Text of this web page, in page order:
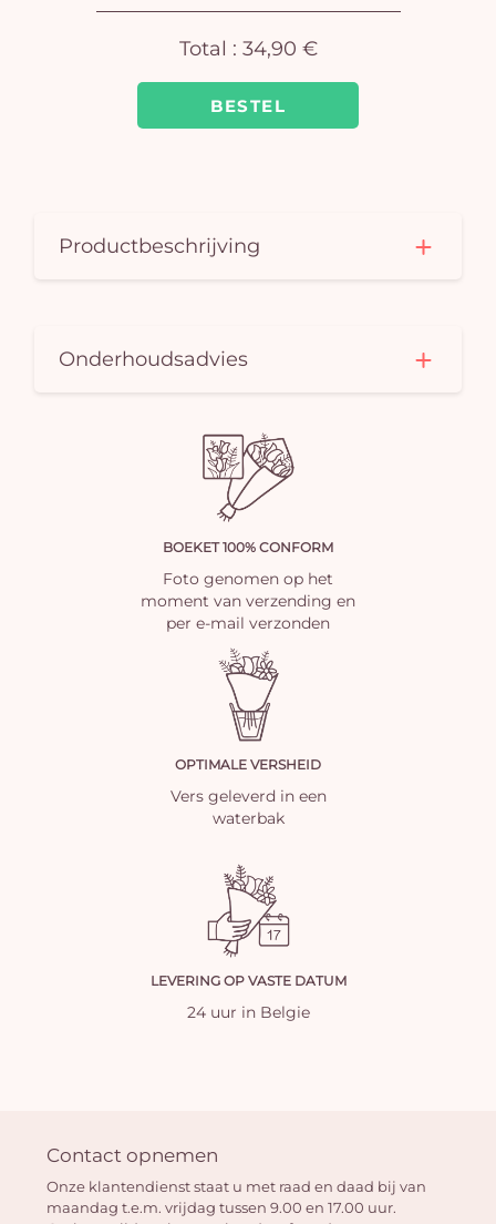
BESTEL
Total : 34,90 €
Productbeschrijving
Onderhoudsadvies
BOEKET 100% CONFORM
Foto genomen op het
moment van verzending en
per e-mail verzonden
OPTIMALE VERSHEID
Vers geleverd in een
waterbak
LEVERING OP VASTE DATUM
24 uur in Belgie
Contact opnemen
Onze klantendienst staat u met raad en daad bij van
maandag t.e.m. vrijdag tussen 9.00 en 17.00 uur.